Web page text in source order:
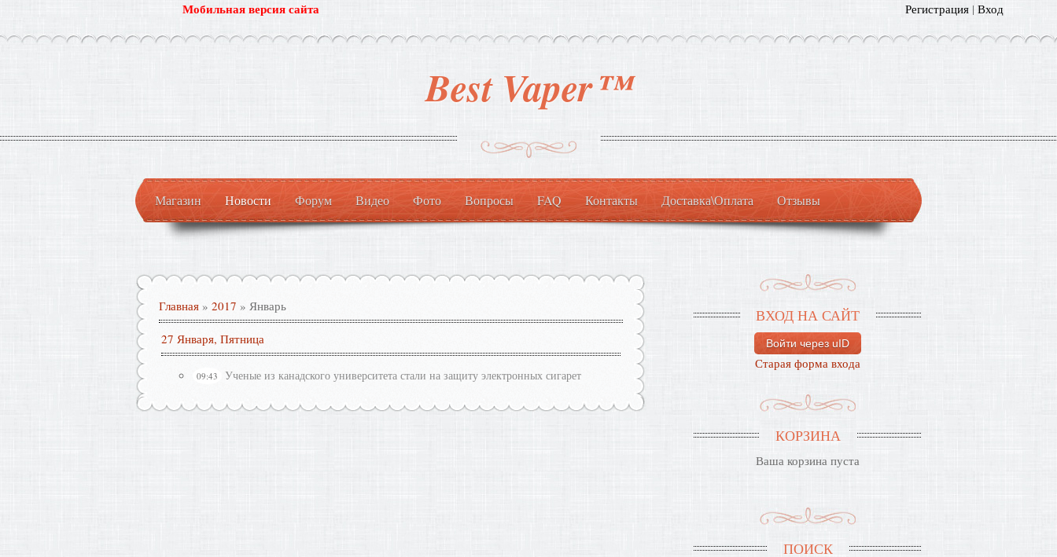
Мобильная версия сайта Регистрация | Вход
Best Vaper™
Магазин Новости Форум Видео Фото Вопросы FAQ Контакты Доставка\Оплата Отзывы
Главная » 2017 » Январь
27 Января, Пятница
09:43 Ученые из канадского университета стали на защиту электронных сигарет
ВХОД НА САЙТ
Войти через uID
Старая форма входа
КОРЗИНА
Ваша корзина пуста
ПОИСК